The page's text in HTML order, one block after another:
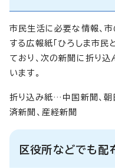
市民生活に必要な情報、
する広報紙「ひろしま市民
ており、次の新聞に折り込
います。
折り込み紙…中国新聞、朝
済新聞、産経新聞
区役所などでも配